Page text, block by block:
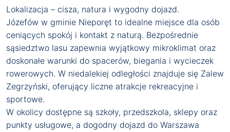
Lokalizacja – cisza, natura i wygodny dojazd.
Józefów w gminie Nieporęt to idealne miejsce dla osób
ceniących spokój i kontakt z naturą. Bezpośrednie
sąsiedztwo lasu zapewnia wyjątkowy mikroklimat oraz
doskonałe warunki do spacerów, biegania i wycieczek
rowerowych. W niedalekiej odległości znajduje się Zalew
Zegrzyński, oferujący liczne atrakcje rekreacyjne i
sportowe.
W okolicy dostępne są szkoły, przedszkola, sklepy oraz
punkty usługowe, a dogodny dojazd do Warszawa